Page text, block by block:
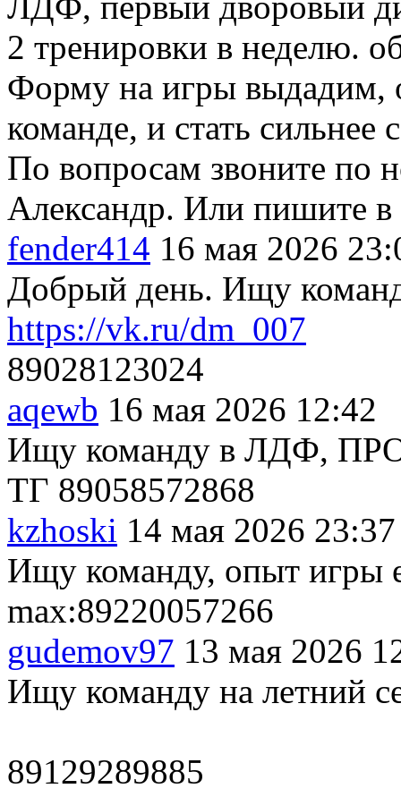
2 тренировки в неделю.
Форму на игры выдадим,
команде, и стать сильнее
По вопросам звоните по
Александр. Или пишите
fender414 16 мая 2026
Добрый день. Ищу
https://vk.ru/dm_007
89028123024
aqewb 16 мая 2026 12:42
Ищу команду в ЛДФ,
ТГ 89058572868
kzhoski 14 мая 2026 23:37
Ищу команду, опыт игры
max:89220057266
gudemov97 13 мая 2026
Ищу команду на летний
89129289885